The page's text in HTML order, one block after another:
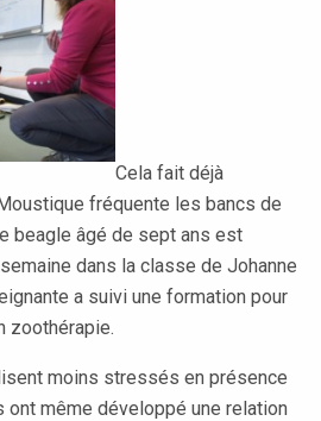
Cela fait déjà
fréquente les bancs de
beagle âgé de sept ans est
dans la classe de Johanne
a suivi une formation pour
zoothérapie.
moins stressés en présence
ont même développé une relation